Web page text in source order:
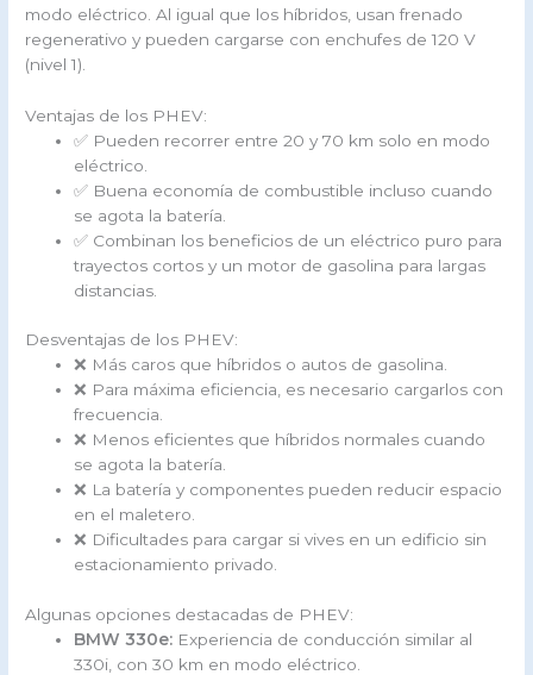
modo eléctrico. Al igual que los híbridos, usan frenado
regenerativo y pueden cargarse con enchufes de 120 V
(nivel 1).
Ventajas de los PHEV:
✅ Pueden recorrer entre 20 y 70 km solo en modo
eléctrico.
✅ Buena economía de combustible incluso cuando
se agota la batería.
✅ Combinan los beneficios de un eléctrico puro para
trayectos cortos y un motor de gasolina para largas
distancias.
Desventajas de los PHEV:
❌ Más caros que híbridos o autos de gasolina.
❌ Para máxima eficiencia, es necesario cargarlos con
frecuencia.
❌ Menos eficientes que híbridos normales cuando
se agota la batería.
❌ La batería y componentes pueden reducir espacio
en el maletero.
❌ Dificultades para cargar si vives en un edificio sin
estacionamiento privado.
Algunas opciones destacadas de PHEV:
BMW 330e: Experiencia de conducción similar al
330i, con 30 km en modo eléctrico.